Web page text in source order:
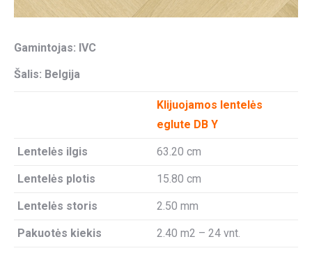
Gamintojas: IVC
Šalis: Belgija
Klijuojamos lentelės
eglute DB Y
Lentelės ilgis 63.20 cm
Lentelės plotis 15.80 cm
Lentelės storis 2.50 mm
Pakuotės kiekis 2.40 m2 – 24 vnt.